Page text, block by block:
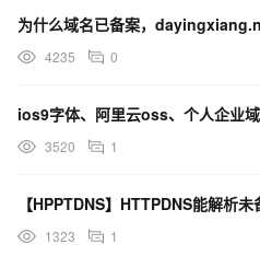
4235 0
ios9字体、阿里云oss、个人企业
3520 1
【HPPTDNS】HTTPDNS能解析未
1323 1